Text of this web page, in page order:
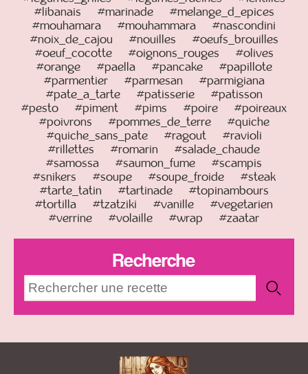
#libanais
#marinade
#melange_d_epices
#mouhamara
#mouhammara
#nascondini
#noix_de_cajou
#nouilles
#oeufs_brouilles
#oeuf_cocotte
#oignons_rouges
#olives
#orange
#paella #pancake
#papillote
#parmentier
#parmesan
#parmigiana
#pate_a_tarte
#patisserie
#patisson
#pesto
#piment #pims #poire
#poireaux
#poivrons
#pommes_de_terre
#quiche
#quiche_sans_pate
#ragout
#ravioli
#rillettes
#romarin
#salade_chaude
#samossa
#saumon_fume
#scampis
#snikers
#soupe #soupe_froide
#steak
#tarte_tatin
#tartinade
#topinambours
#tortilla
#tzatziki #vanille
#vegetarien
#verrine
#volaille #wrap #zaatar
Recherche